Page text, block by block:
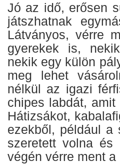
Jó az idő, erősen
játszhatnak
Látványos, vérre
gyerekek is,
nekik egy külön
meg lehet
nélkül az igazi
chipes labdát,
Hátizsákot,
ezekből, például a
szeretett volna
végén vérre ment a